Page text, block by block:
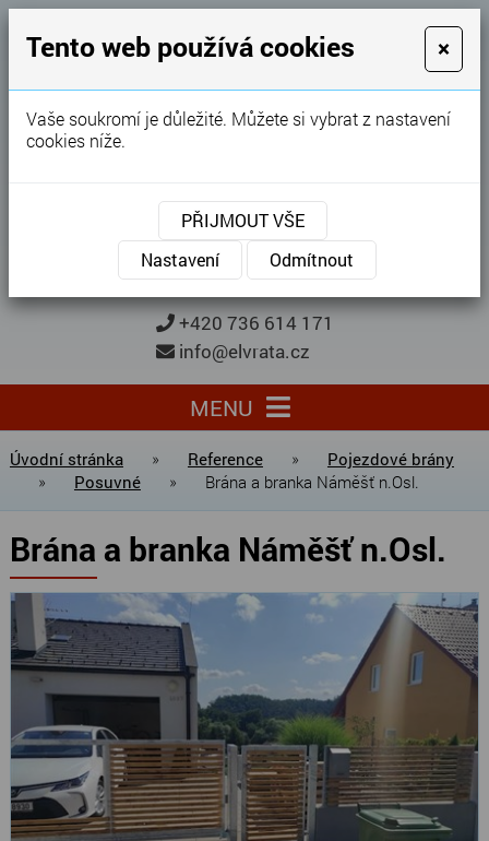
GARÁŽOVÁ VRATA
Karel Procházka
Garážová vrata, brány, ploty ...
Kontaktujte nás
KONTAKTUJTE NÁS
+420 736 614 171
info@elvrata.cz
MENU
Úvodní stránka » Reference »
Pojezdové brány
»
Posuvné » Brána a branka Náměšť n.Osl.
Brána a branka Náměšť n.Osl.
Tento web používá cookies ×
Vaše soukromí je důležité. Můžete si vybrat z nastavení
cookies níže.
PŘIJMOUT VŠE
Nastavení
Odmítnout